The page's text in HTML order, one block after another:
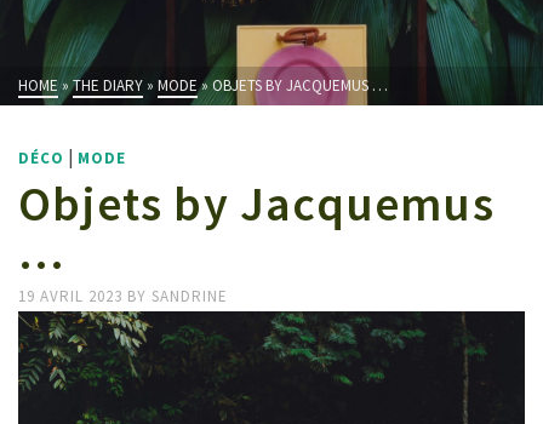
HOME»THE DIARY » MODE »OBJETS BY JACQUEMUS …
DÉCO | MODE
Objets by Jacquemus
…
19 AVRIL 2023 BY SANDRINE